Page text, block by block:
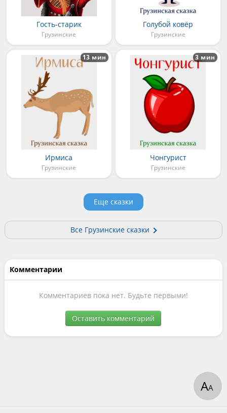
Гость-старик
Грузинские
Голубой ковёр
Грузинские
Ирмиса
Грузинские
13 мин
Чонгурист
Грузинские
3 мин
Еще сказки
Все Грузинские сказки
Комментарии
Комментариев пока нет. Будьте первыми!
Оставить комментарий
АА